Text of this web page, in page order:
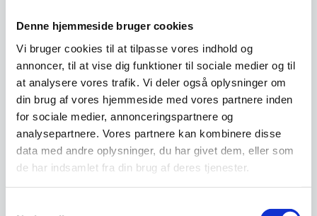
Denne hjemmeside bruger cookies
Vi bruger cookies til at tilpasse vores indhold og
annoncer, til at vise dig funktioner til sociale medier og til
at analysere vores trafik. Vi deler også oplysninger om
din brug af vores hjemmeside med vores partnere inden
for sociale medier, annonceringspartnere og
analysepartnere. Vores partnere kan kombinere disse
data med andre oplysninger, du har givet dem, eller som
de har indsamlet fra din brug af deres tjenester.
SPAR 41%
Extra Flags (40 pcs)
farver. Beregnet til indrammede
Glas uge tavle 45 x 45 cm.
Hvid. Dansk
Magnetisk glas uge tavle 45 x